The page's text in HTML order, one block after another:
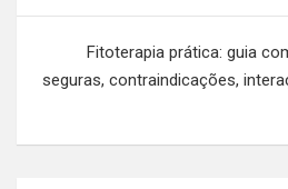
Fitoterapia prática: guia
seguras, contraindicações,